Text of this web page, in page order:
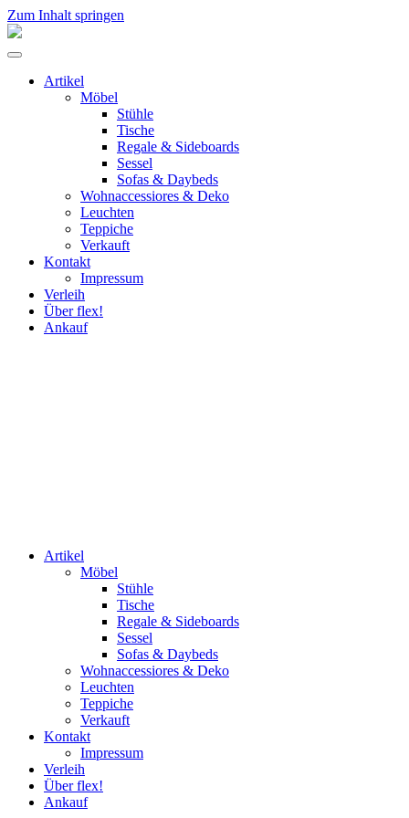
Zum Inhalt springen
flex!
vintage
Menü
umschalten
Artikel
Möbel
Stühle
Tische
Regale & Sideboards
Sessel
Sofas & Daybeds
Wohnaccessiores & Deko
Leuchten
Teppiche
Verkauft
Kontakt
Impressum
Verleih
Über flex!
Ankauf
Artikel
Möbel
Stühle
Tische
Regale & Sideboards
Sessel
Sofas & Daybeds
Wohnaccessiores & Deko
Leuchten
Teppiche
Verkauft
Kontakt
Impressum
Verleih
Über flex!
Ankauf